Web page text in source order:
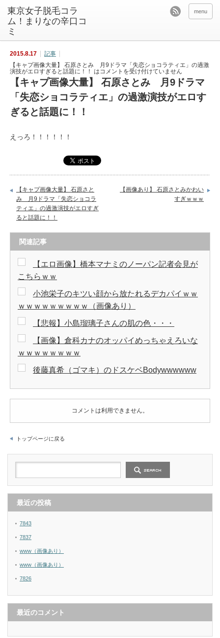
東京女子脱毛コラ
ム！まりなの辛口コ
ミ
menu
2015.8.17
記事
【キャプ画像大量】 石原さとみ 月9ドラマ「失恋ショコラティエ」の過激
演技がエロすぎると話題に！！ はコメントを受け付けていません
【キャプ画像大量】 石原さとみ 月9ドラマ
「失恋ショコラティエ」の過激演技がエロす
ぎると話題に！！
えっろ！！！！！！
【キャプ画像大量】 石原さと
み 月9ドラマ「失恋ショコラ
ティエ」の過激演技がエロすぎ
ると話題に！！
【画像あり】 石原さとみかわい
すぎｗｗｗ
関連記事
【エロ画像】橋本マナミのノーパン記者会見が
こちらｗｗ
小池栄子のキツい顔から放たれるデカパイｗｗ
ｗｗｗｗｗｗｗｗｗ（画像あり）
【悲報】小島瑠璃子さんの肌の色・・・
【画像】倉科カナのオッパイめっちゃえろいな
ｗｗｗｗｗｗｗｗ
後藤真希（ゴマキ）のドスケベBodywwwwww
コメントは利用できません。
トップページに戻る
最近の投稿
7843
7837
www（画像あり）
www（画像あり）
7826
最近のコメント